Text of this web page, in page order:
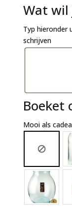
Wat wil
Typ hieronder
schrijven
Boeket
Mooi als